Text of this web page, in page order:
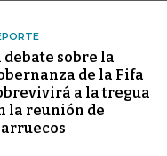
debate sobre la
de la Fifa
a la tregua
la reunión de